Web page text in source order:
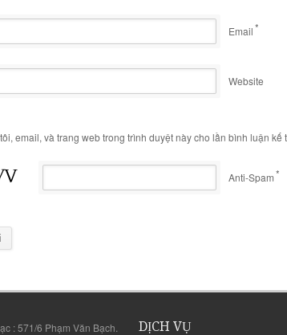
Email*
Website
email, và trang web trong trình duyệt này cho lần bình luận kế
Anti-Spam*
: 571/6 Phạm Văn Bạch.
DỊCH VỤ